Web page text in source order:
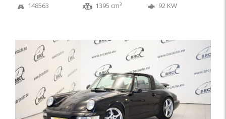
148563 1395 cm³ 92 KW
59